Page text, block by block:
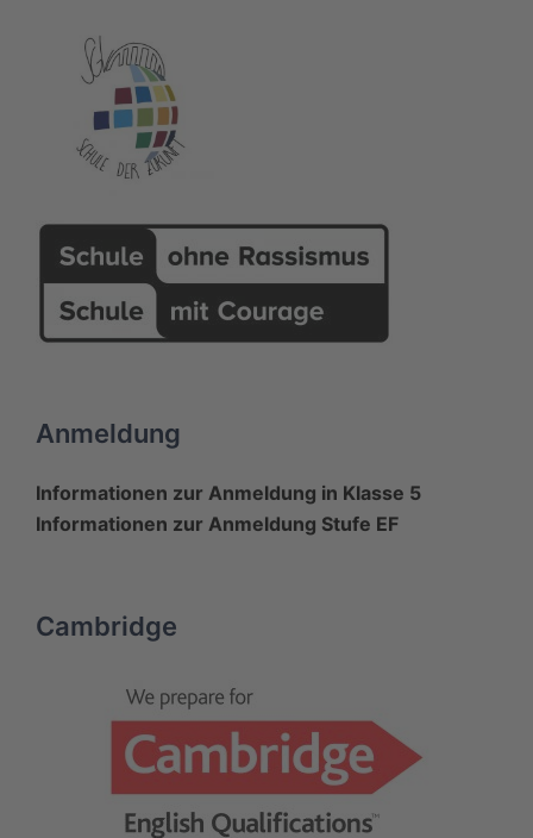
Anmeldung
Informationen zur Anmeldung in Klasse 5
Informationen zur Anmeldung Stufe EF
Cambridge